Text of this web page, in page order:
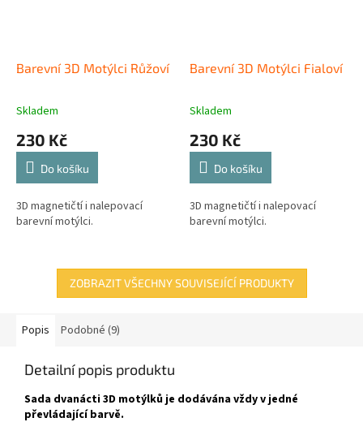
Barevní 3D Motýlci Růžoví
Skladem
230 Kč
Do košíku
3D magnetičtí i nalepovací
barevní motýlci.
Barevní 3D Motýlci Fialoví
Skladem
230 Kč
Do košíku
3D magnetičtí i nalepovací
barevní motýlci.
ZOBRAZIT VŠECHNY SOUVISEJÍCÍ PRODUKTY
Popis Podobné (9)
Detailní popis produktu
Sada dvanácti 3D motýlků je dodávána vždy v jedné
převládající barvě.